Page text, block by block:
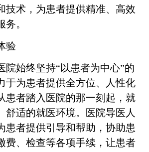
技术，为患者提供精准、高效
。
验
始终坚持“以患者为中心”的
于为患者提供全方位、人性化
患者踏入医院的那一刻起，就
舒适的就医环境。医院导医人
患者提供引导和帮助，协助患
费、检查等各项手续，让患者